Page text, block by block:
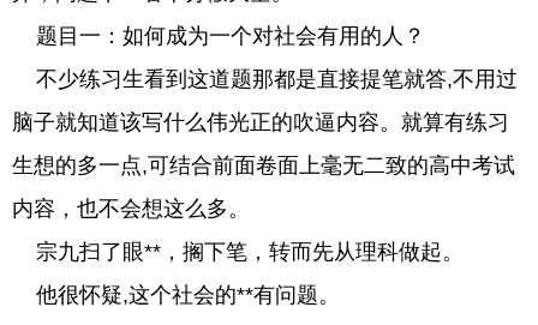
题目一：如何成为一个对社会有用的人？
不少练习生看到这道题那都是直接提笔就答,不用过
脑子就知道该写什么伟光正的吹逼内容。就算有练习
生想的多一点,可结合前面卷面上毫无二致的高中考试
内容，也不会想这么多。
宗九扫了眼**，搁下笔，转而先从理科做起。
他很怀疑,这个社会的**有问题。